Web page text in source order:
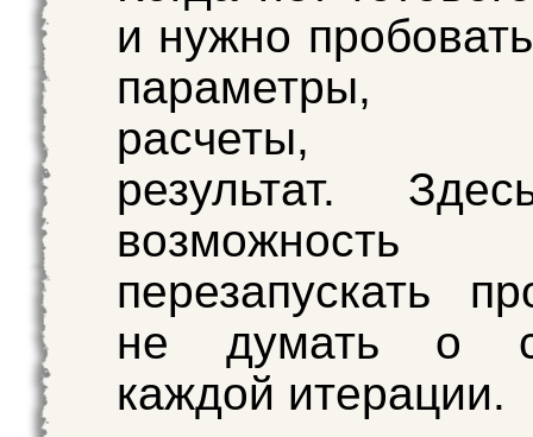
и нужно
параметры,
расчеты,
результат.
возможность
перезапускать
не думать о
каждой итерации.